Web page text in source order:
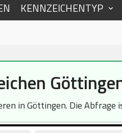
KENNZEICHENTYP
in Göttingen. Die Abfrage